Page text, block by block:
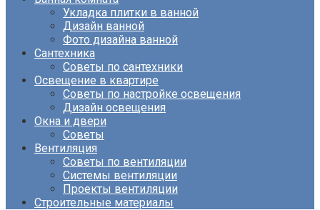
Укладка плитки в ванной
Дизайн ванной
Фото дизайна ванной
Сантехника
Советы по сантехники
Освещение в квартире
Советы по настройке освещения
Дизайн освещения
Окна и двери
Советы
Вентиляция
Советы по вентиляции
Системы вентиляции
Проекты вентиляции
Строительные материалы